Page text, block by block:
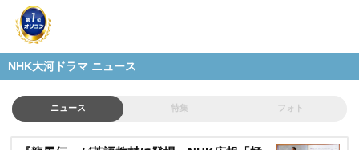
NHK大河ドラマ ニュース
ニュース 特集 フォト